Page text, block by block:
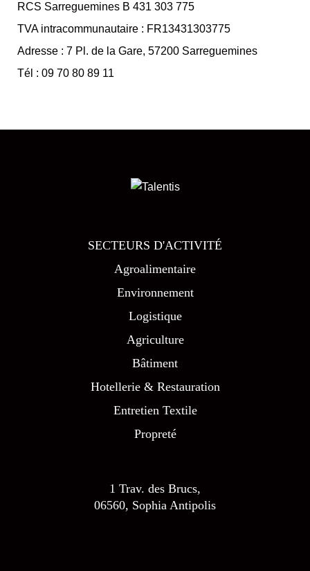
RCS Sarreguemines B 431 303 775
TVA intracommunautaire : FR13431303775
Adresse : 7 Pl. de la Gare, 57200 Sarreguemines
Tél : 09 70 80 89 11
SECTEURS D'ACTIVITÉ
Agroalimentaire
Environnement
Logistique
Agriculture
Bâtiment
Hotellerie & Restauration
Entretien Textile
Propreté
1 Trav. des Brucs,
06560, Sophia Antipolis